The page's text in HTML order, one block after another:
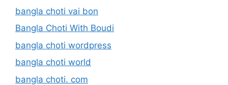
bangla choti vai bon
Bangla Choti With Boudi
bangla choti wordpress
bangla choti world
bangla choti. com